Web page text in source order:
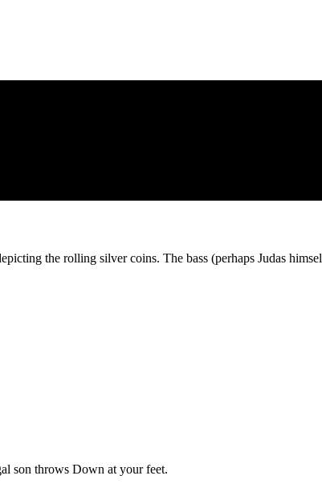
the rolling silver coins. The bass (perhaps Judas
son throws Down at your feet.